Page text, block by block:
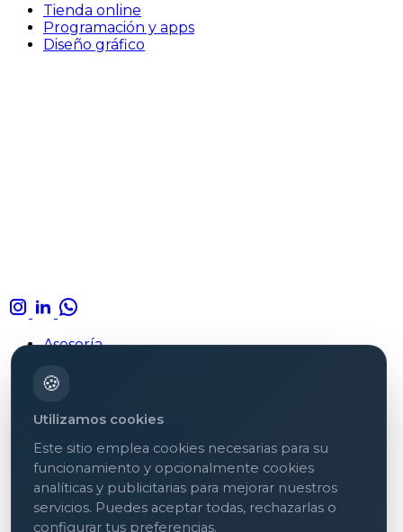
Tienda online
Programación y apps
Diseño gráfico
Asesoría
Formaciones
Política de privacidad
Política de cookies
🍪
Utilizamos cookies
Este sitio emplea cookies necesarias para su
funcionamiento y opcionalmente cookies
analíticas y publicitarias para mejorar nuestros
servicios. Puedes aceptar todas, rechazarlas o
configurar tus preferencias.